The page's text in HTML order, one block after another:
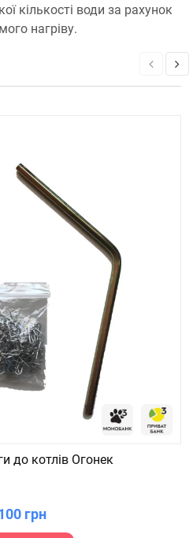
кількості води за рахунок
нагріву.
до котлів Огонек
грн